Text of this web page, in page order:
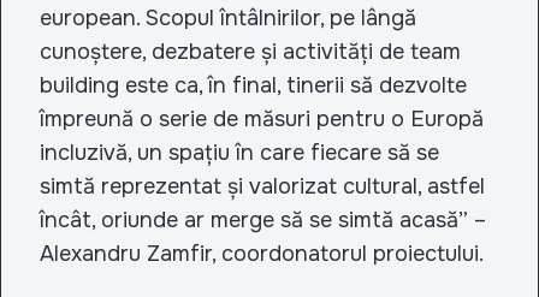
european. Scopul întâlnirilor, pe lângă
cunoștere, dezbatere și activități de team
building este ca, în final, tinerii să dezvolte
împreună o serie de măsuri pentru o Europă
incluzivă, un spațiu în care fiecare să se
simtă reprezentat și valorizat cultural, astfel
încât, oriunde ar merge să se simtă acasă” –
Alexandru Zamfir, coordonatorul proiectului.